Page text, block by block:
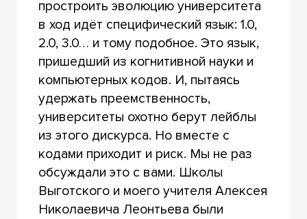
простроить эволюцию университета
в ход идёт специфический язык: 1.0,
2.0, 3.0… и тому подобное. Это язык,
пришедший из когнитивной науки и
компьютерных кодов. И, пытаясь
удержать преемственность,
университеты охотно берут лейблы
из этого дискурса. Но вместе с
кодами приходит и риск. Мы не раз
обсуждали это с вами. Школы
Выготского и моего учителя Алексея
Николаевича Леонтьева были